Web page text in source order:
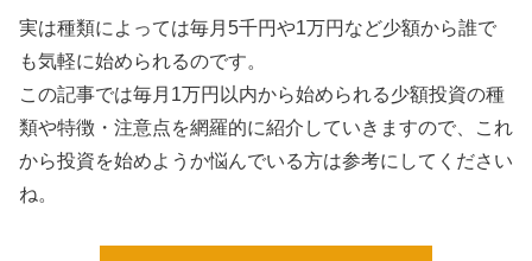
実は種類によっては毎月5千円や1万円など少額から誰で
も気軽に始められるのです。
この記事では毎月1万円以内から始められる少額投資の種
類や特徴・注意点を網羅的に紹介していきますので、これ
から投資を始めようか悩んでいる方は参考にしてください
ね。